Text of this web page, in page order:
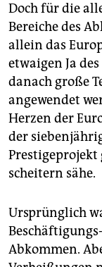
Doch für die
Bereiche des
allein das
etwaigen Ja
danach große
angewendet
Herzen der
der
Prestigeprojekt
scheitern sähe.
Ursprünglich
Abkommen.